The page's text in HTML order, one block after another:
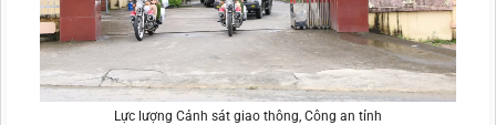
Lực lượng Cảnh sát giao thông, Công an tỉnh